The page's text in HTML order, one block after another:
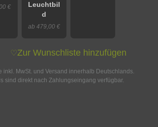
€
Leuchtbil
d
ab 479,00 €
♡Zur Wunschliste hinzufügen
inkl. MwSt. und Versand innerhalb Deutschlands.
sind direkt nach Zahlungseingang verfügbar.